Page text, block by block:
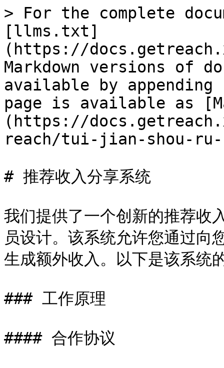
> For the complete
[llms.txt]
(https://
Markdown versions of
available by
page is available as
(https://
reach/tui-jian-shou-
# 推荐收入分享系统
我们提供了一个创新的推荐收
员设计。该系统允许您通过向
生成额外收入。以下是该系统
### 工作原理
#### 合作协议